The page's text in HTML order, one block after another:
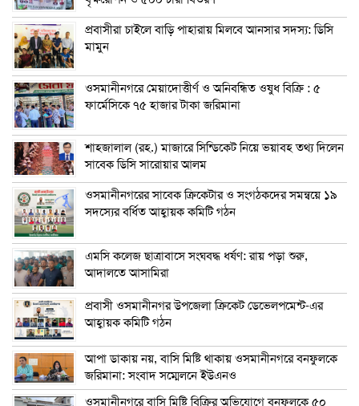
প্রবাসীরা চাইলে বাড়ি পাহারায় মিলবে আনসার সদস্য: ডিসি
মামুন
ওসমানীনগরে মেয়াদোত্তীর্ণ ও অনিবন্ধিত ওষুধ বিক্রি : ৫
ফার্মেসিকে ৭৫ হাজার টাকা জরিমানা
শাহজালাল (রহ.) মাজারে সিন্ডিকেট নিয়ে ভয়াবহ তথ্য দিলেন
সাবেক ডিসি সারোয়ার আলম
ওসমানীনগরের সাবেক ক্রিকেটার ও সংগঠকদের সমন্বয়ে ১৯
সদস্যের বর্ধিত আহ্বায়ক কমিটি গঠন
এম‌সি কলেজ ছাত্রাবাসে সংঘবদ্ধ ধর্ষণ: রায় পড়া শুরু,
আদালতে আসামিরা
প্রবাসী ওসমানীনগর উপজেলা ক্রিকেট ডেভেলপমেন্ট-এর
আহ্বায়ক কমিটি গঠন
আপা ডাকায় নয়, বাসি মিষ্টি থাকায় ওসমানীনগরে বনফুলকে
জরিমানা: সংবাদ সম্মেলনে ইউএনও
ওসমানীনগরে বাসি মিষ্টি বিক্রির অভিযোগে বনফুলকে ৫০